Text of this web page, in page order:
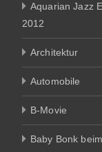
Aquarian Jazz
2012
Architektur
Automobile
B-Movie
Baby Bonk